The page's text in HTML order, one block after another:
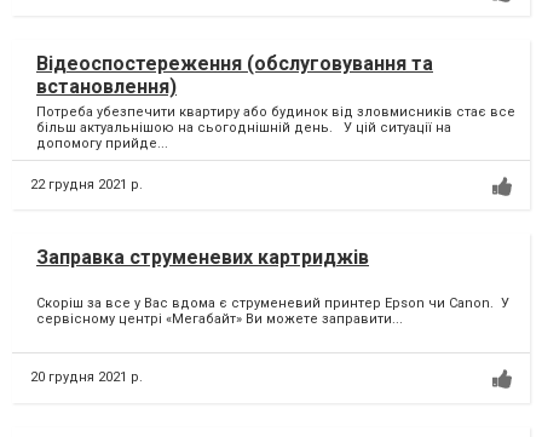
Відеоспостереження (обслуговування та
встановлення)
Потреба убезпечити квартиру або будинок від зловмисників стає все
більш актуальнішою на сьогоднішній день. У цій ситуації на
допомогу прийде...
22 грудня 2021 р.
Заправка струменевих картриджів
Скоріш за все у Вас вдома є струменевий принтер Epson чи Canon. ⁣ У
сервісному центрі «Мегабайт» Ви можете заправити...
20 грудня 2021 р.